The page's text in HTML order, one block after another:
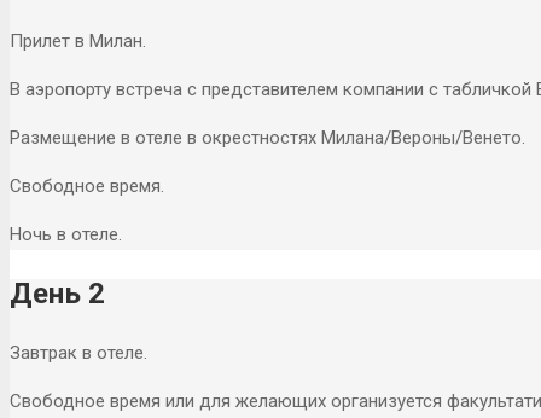
Прилет в Милан.
В аэропорту встреча с представителем компании c табличкой
Размещение в отеле в окрестностях Милана/Вероны/Венето.
Свободное время.
Ночь в отеле.
День 2
Завтрак в отеле.
Свободное время или для желающих организуется